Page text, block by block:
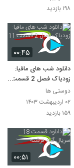
۱۹۸ بازدید
۰۰:۴۵
دانلود شب های مافیا:
زودیاک فصل 2 قسمت
11
دوستی ها
۰۲ اردیبهشت ۱۴۰۳
۱۵۹ بازدید
۰۰:۵۱